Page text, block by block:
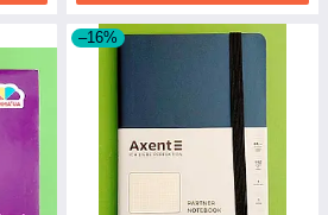
–16%